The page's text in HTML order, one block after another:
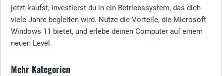
jetzt kaufst, investierst du in ein Betriebssystem, das dich
viele Jahre begleiten wird. Nutze die Vorteile, die Microsoft
Windows 11 bietet, und erlebe deinen Computer auf einem
neuen Level.
Mehr Kategorien